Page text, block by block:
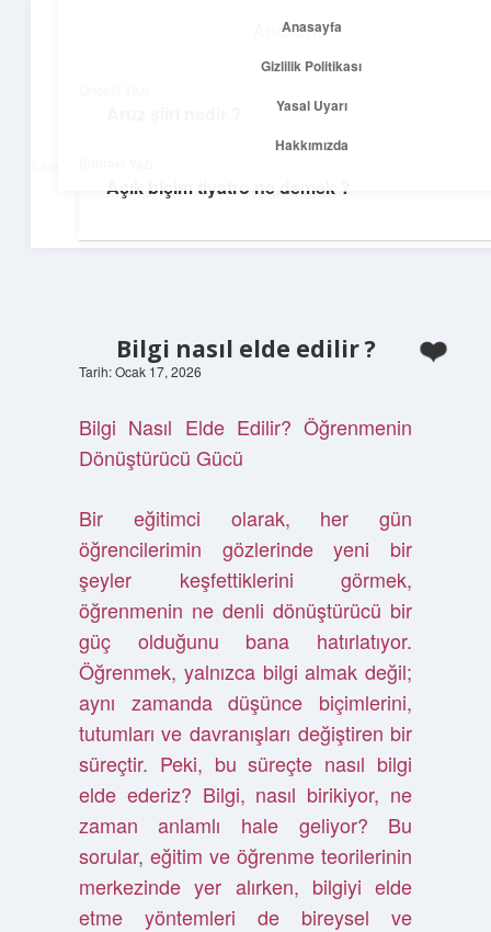
Anasayfa
Yasal Uyarı
Hakkımızda
Net Fikirler Dünyası
Bilgi nasıl elde edilir ?
Tarih: Ocak 17, 2026
Bilgi Nasıl Elde Edilir? Öğrenmenin
Dönüştürücü Gücü
Bir eğitimci olarak, her gün
öğrencilerimin gözlerinde yeni bir
şeyler keşfettiklerini görmek,
öğrenmenin ne denli dönüştürücü bir
güç olduğunu bana hatırlatıyor.
Öğrenmek, yalnızca bilgi almak değil;
aynı zamanda düşünce biçimlerini,
tutumları ve davranışları değiştiren bir
süreçtir. Peki, bu süreçte nasıl bilgi
elde ederiz? Bilgi, nasıl birikiyor, ne
zaman anlamlı hale geliyor? Bu
sorular, eğitim ve öğrenme teorilerinin
merkezinde yer alırken, bilgiyi elde
etme yöntemleri de bireysel ve
Açık biçim tiyatro ne demek ?
Anasayfa
Gizlilik Politikası
Yasal Uyarı
Hakkımızda